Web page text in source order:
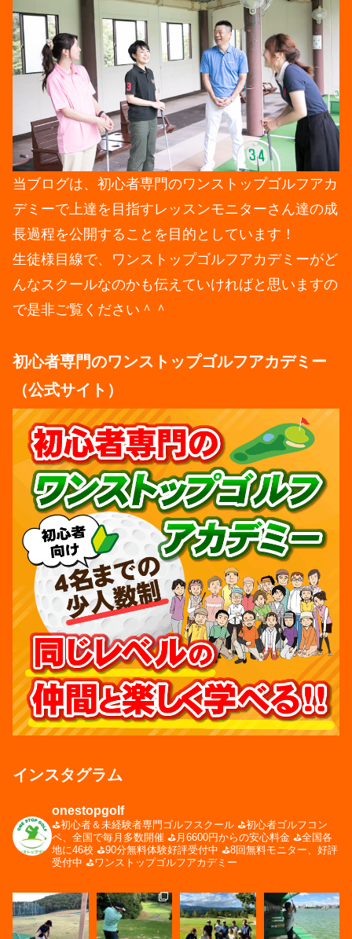
当ブログは、初心者専門のワンストップゴルフアカ
デミーで上達を目指すレッスンモニターさん達の成
長過程を公開することを目的としています！
生徒様目線で、ワンストップゴルフアカデミーがど
んなスクールなのかも伝えていければと思いますの
で是非ご覧ください＾＾
初心者専門のワンストップゴルフアカデミー
（公式サイト）
インスタグラム
onestopgolf
⛳️初心者＆未経験者専門ゴルフスクール ⛳️初心者ゴルフコン
ペ、全国で毎月多数開催 ⛳️月6600円からの安心料金 ⛳️全国各
地に46校 ⛳️90分無料体験好評受付中 ⛳️8回無料モニター、好評
受付中 ⛳️ワンストップゴルフアカデミー